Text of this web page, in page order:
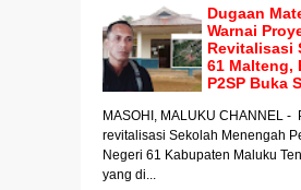
Dugaan
Warnai
Revitalisasi
61 Malteng,
P2SP Buka
MASOHI, MALUKU CHANNEL -
revitalisasi Sekolah Menengah
Negeri 61 Kabupaten Maluku
yang di...